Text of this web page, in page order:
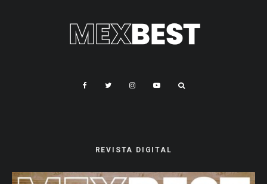
REVISTA DIGITAL